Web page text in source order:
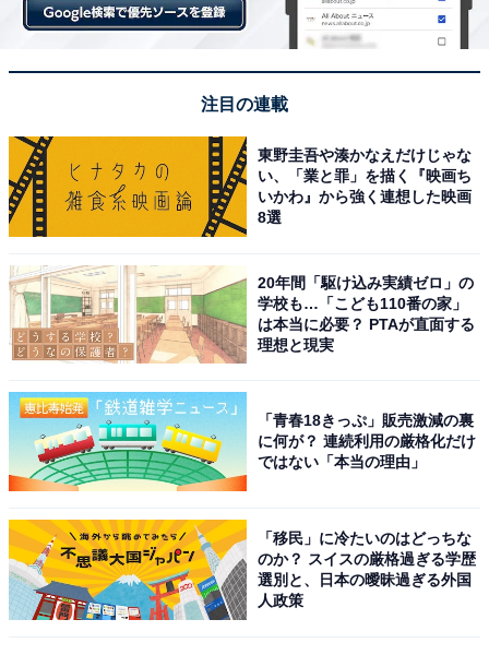
ぴったりです。
さらに母倉日は、「万物が芽吹き、やがて繁栄へと向か
う日」ともいわれ、新たな挑戦やスタートにとてもいい
タイミングです。起業や開業、会社設立といった「これ
から大きく育てたいこと」を始めるにはベストな日と言
えます。
大明日（だいみょうにち）とは、暦注における「七箇の
善日（ななこのぜんにち）」の1つで、「天と地の道が
開かれ、世の中の隅々まで太陽の光が届く日」とされて
この日は、あらゆる行いに太陽の恵みが与えられるとさ
れ、何をやっても物事がスムーズに運びやすいといわれ
特に、将来につながるような物事との相性がよく、結婚
や入籍、引っ越し、お祝い事など、人生の節目となる大
注目の連載
東野圭吾や湊かなえだけじゃな
い、「業と罪」を描く『映画ち
いかわ』から強く連想した映画
8選
20年間「駆け込み実績ゼロ」の
学校も…「こども110番の家」
は本当に必要？ PTAが直面する
理想と現実
「青春18きっぷ」販売激減の裏
に何が？ 連続利用の厳格化だけ
ではない「本当の理由」
「移民」に冷たいのはどっちな
のか？ スイスの厳格過ぎる学歴
選別と、日本の曖昧過ぎる外国
人政策